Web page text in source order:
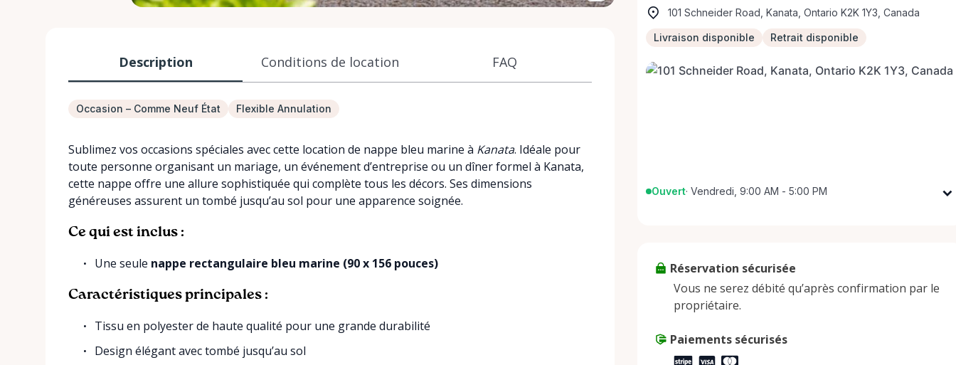
Description Conditions de location FAQ
Occasion – Comme Neuf État Flexible Annulation
Sublimez vos occasions spéciales avec cette location de nappe bleu marine à Kanata. Idéale pour
toute personne organisant un mariage, un événement d’entreprise ou un dîner formel à Kanata,
cette nappe offre une allure sophistiquée qui complète tous les décors. Ses dimensions
généreuses assurent un tombé jusqu’au sol pour une apparence soignée.
Ce qui est inclus :
Une seule nappe rectangulaire bleu marine (90 x 156 pouces)
Caractéristiques principales :
Tissu en polyester de haute qualité pour une grande durabilité
Design élégant avec tombé jusqu’au sol
101 Schneider Road, Kanata, Ontario K2K 1Y3, Canada
Livraison disponible Retrait disponible
Ouvert· Vendredi, 9:00 AM - 5:00 PM
Jeudi
9:00 AM - 5:00 PM
Dimanche
Réservation sécurisée
Vous ne serez débité qu’après confirmation par le
propriétaire.
Paiements sécurisés